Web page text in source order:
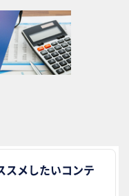
スメしたいコンテ